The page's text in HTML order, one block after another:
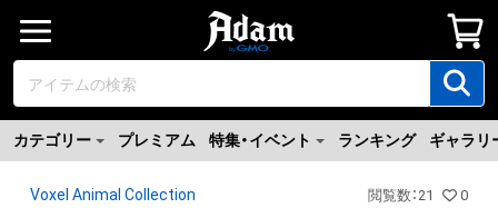
カテゴリー プレミアム 特集・イベント ランキング ギャラリ
Voxel Animal Collection 閲覧数 ：21 0